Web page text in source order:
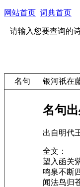
网站首页 词典首页
请输入您要查询的
名句 银河祇在
名句
出自明代
全文：
望入函关
鸣泉不断
闻法鸟归